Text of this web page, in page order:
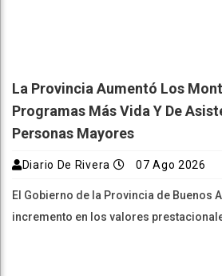
La Provincia Aumentó Los
Programas Más Vida Y De
Personas Mayores
Diario De Rivera 07 Ago 2026
El Gobierno de la Provincia de Buenos
incremento en los valores